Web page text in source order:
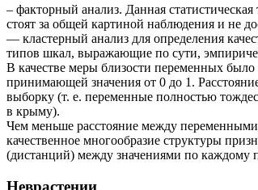
– факторный анализ. Данная
стоят за общей картиной наблюдения и не
— кластерный анализ для определения
типов шкал, выражающие по сути,
В качестве меры близости переменных было
принимающей значения от 0 до 1.
выборку (т. е. переменные полностью
в крыму).
Чем меньше расстояние между
качественное многообразие структуры
(дистанций) между значениями по каждому
Неврастении